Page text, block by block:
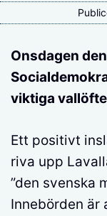
Onsdagen
viktiga
Ett positivt
riva upp
”den svenska
Innebörden är